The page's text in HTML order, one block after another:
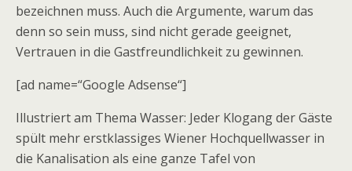
bezeichnen muss. Auch die Argumente, warum das
denn so sein muss, sind nicht gerade geeignet,
Vertrauen in die Gastfreundlichkeit zu gewinnen.
[ad name=“Google Adsense“]
Illustriert am Thema Wasser: Jeder Klogang der Gäste
spült mehr erstklassiges Wiener Hochquellwasser in
die Kanalisation als eine ganze Tafel von